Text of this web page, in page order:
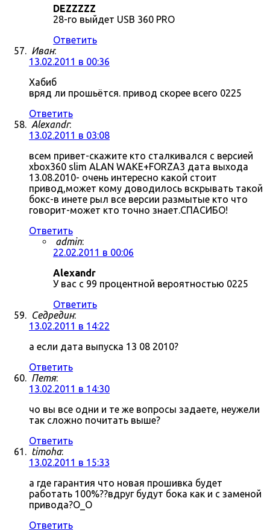
DEZZZZZ
28-го выйдет USB 360 PRO
Ответить
Иван:
13.02.2011 в 00:36
Хабиб
вряд ли прошьётся. привод скорее всего 0225
Ответить
Alexandr:
13.02.2011 в 03:08
всем привет-скажите кто сталкивался с версией
xbox360 slim ALAN WAKE+FORZA3 дата выхода
13.08.2010- очень интересно какой стоит
привод,может кому доводилось вскрывать такой
бокс-в инете рыл все версии размытые кто что
говорит-может кто точно знает.СПАСИБО!
Ответить
admin:
22.02.2011 в 00:06
Alexandr
У вас с 99 процентной вероятностью 0225
Ответить
Седредин:
13.02.2011 в 14:22
а если дата выпуска 13 08 2010?
Ответить
Петя:
13.02.2011 в 14:30
чо вы все одни и те же вопросы задаете, неужели
так сложно почитать выше?
Ответить
timoha:
13.02.2011 в 15:33
а где гарантия что новая прошивка будет
работать 100%??вдруг будут бока как и с заменой
привода?О_О
Ответить